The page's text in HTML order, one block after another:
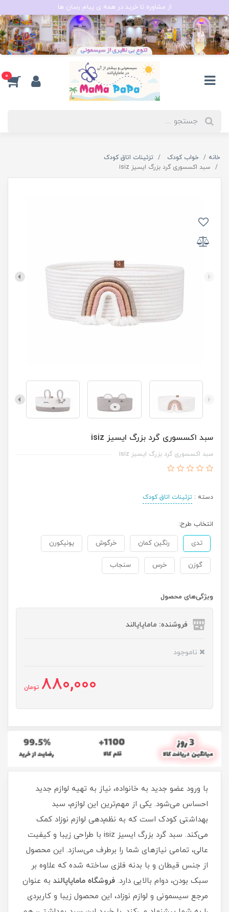
از مشاوره تا خرید در همه ی پیام رسان ها
0
خانه خواب کودک
تزئینات اتاق کودک
سبد اکسسوری گرد بزرگ ایسیز isiz
سبد اکسسوری گرد بزرگ ایسیز isiz
سبد اکسسوری گرد بزرگ ایسیز isiz
دسته : تزئینات اتاق کودک
انتخاب طرح:
تدی رنگین کمان خرگوش یونیکورن
گوزن خرس سنجاب
ویژگی‌های محصول
فروشنده: ماماپاپالند
ناموجود
880,000 تومان
با ورود عضو جدید به خانواده، نیاز به تهیه لوازم جدید
احساس می‌شود. یکی از مهم‌ترین این لوازم، سبد
بهداشتی کودک است که به نظم‌دهی لوازم نوزاد کمک
می‌کند. سبد گرد بزرگ ایسیز isiz با طراحی زیبا و کیفیت
عالی، تمامی نیازهای شما را برطرف می‌سازد. این محصول
از جنس قیطان و با بدنه فلزی ساخته شده که علاوه بر
سبک بودن، دوام بالایی دارد. فروشگاه ماماپاپالند به عنوان
مرجع سیسمونی و لوازم نوزاد، این محصول زیبا و کاربردی